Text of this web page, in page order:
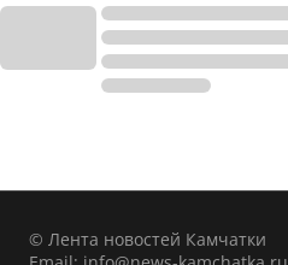
© Лента новостей Камчатки